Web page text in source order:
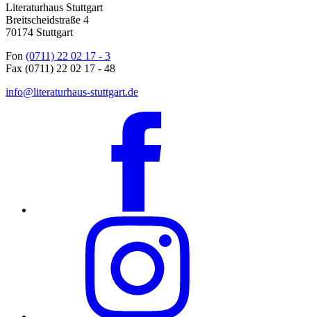
Literaturhaus Stuttgart
Breitscheidstraße 4
70174 Stuttgart
Fon (0711) 22 02 17 - 3
Fax (0711) 22 02 17 - 48
info@literaturhaus-stuttgart.de